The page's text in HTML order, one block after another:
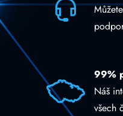
99%
Náš
všech